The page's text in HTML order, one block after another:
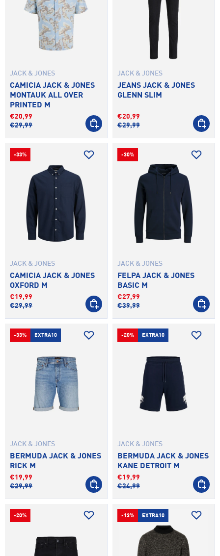
JACK & JONES
CAMICIA JACK & JONES
MONTAUK ALL OVER
PRINTED M
€20,99
€29,99
SCEGLI OPZIONI
JACK & JONES
JEANS JACK & JONES
GLENN SLIM
€20,99
€29,99
-33%
JACK & JONES
CAMICIA JACK & JONES
OXFORD M
€19,99
€29,99
SCEGLI OPZIONI
-30%
JACK & JONES
FELPA JACK & JONES
BASIC M
€27,99
€39,99
-33% EXTRA10
JACK & JONES
BERMUDA JACK & JONES
RICK M
€19,99
€29,99
SCEGLI OPZIONI
-20% EXTRA10
JACK & JONES
BERMUDA JACK & JONES
KANE DETROIT M
€19,99
€24,99
SCEGLI
-20% -13% EXTRA10